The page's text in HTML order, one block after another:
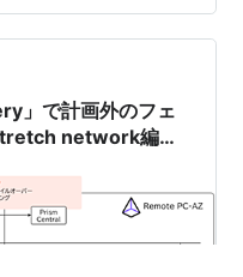
プリケーションポリシ
イントの確認 1.今回の
」で計画外のフェ
network編）